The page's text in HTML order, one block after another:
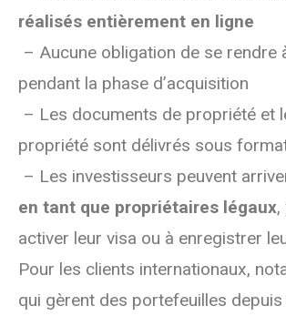
réalisés entièrement en ligne
– Aucune obligation de se rendre
pendant la phase d’acquisition
– Les documents de propriété et
propriété sont délivrés sous
– Les investisseurs peuvent
en tant que propriétaires légaux,
activer leur visa ou à enregistrer
Pour les clients internationaux,
qui gèrent des portefeuilles depuis